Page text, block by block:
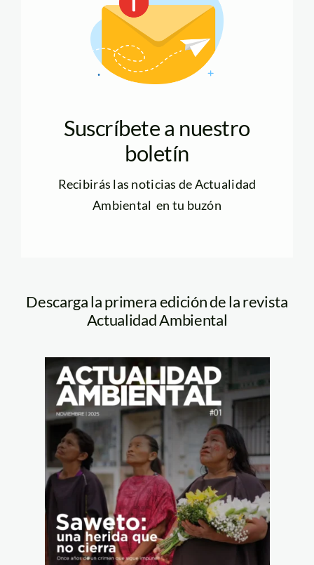
Suscríbete a nuestro
boletín
Recibirás las noticias de Actualidad
Ambiental en tu buzón
Descarga la primera edición de la revista
Actualidad Ambiental